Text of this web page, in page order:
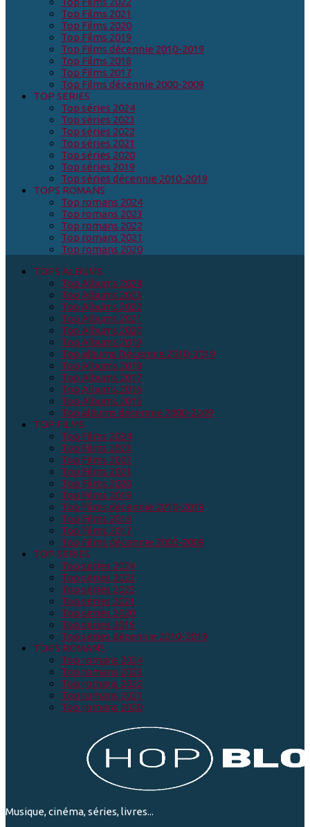
Top Films 2021
Top Films 2020
Top Films 2019
Top Films décennie 2010-2019
Top Films 2018
Top Films 2017
Top Films décennie 2000-2009
TOP SERIES
Top séries 2024
Top séries 2023
Top séries 2022
Top séries 2021
Top séries 2020
Top séries 2019
Top séries décennie 2010-2019
TOPS ROMANS
Top romans 2024
Top romans 2023
Top romans 2022
Top romans 2021
Top romans 2020
TOPS ALBUMS
Top Albums 2024
Top Albums 2023
Top Albums 2022
Top Albums 2021
Top Albums 2020
Top Albums 2019
Top albums Décennie 2010-2019
Top Albums 2018
Top Albums 2017
Top Albums 2016
Top Albums 2015
Top albums décennie 2000-2009
TOP FILMS
Top Films 2024
Top Films 2023
Top Films 2022
Top Films 2021
Top Films 2020
Top Films 2019
Top Films décennie 2010-2019
Top Films 2018
Top Films 2017
Top Films décennie 2000-2009
TOP SERIES
Top séries 2024
Top séries 2023
Top séries 2022
Top séries 2021
Top séries 2020
Top séries 2019
Top séries décennie 2010-2019
TOPS ROMANS
Top romans 2024
Top romans 2023
Top romans 2022
Top romans 2021
Top romans 2020
Musique, cinéma, séries, livres...